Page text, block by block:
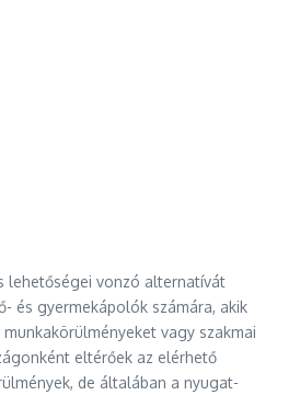
lehetőségei vonzó alternatívát
és gyermekápolók számára, akik
vagy szakmai
eltérőek az elérhető
de általában a nyugat-